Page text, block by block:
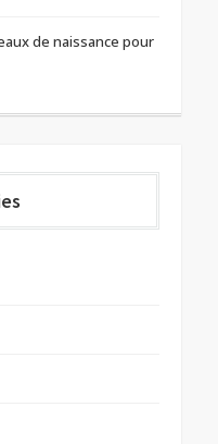
de naissance pour